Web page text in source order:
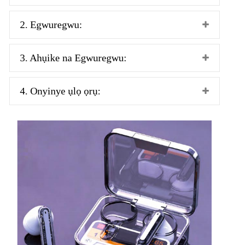
2. Egwuregwu:
3. Ahụike na Egwuregwu:
4. Onyinye ụlọ ọrụ: